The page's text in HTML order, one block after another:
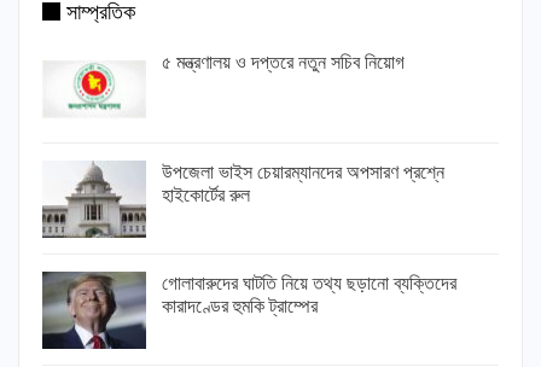
সাম্প্রতিক
৫ মন্ত্রণালয় ও দপ্তরে নতুন সচিব নিয়োগ
উপজেলা ভাইস চেয়ারম্যানদের অপসারণ প্রশ্নে
হাইকোর্টের রুল
গোলাবারুদের ঘাটতি নিয়ে তথ্য ছড়ানো ব্যক্তিদের
কারাদণ্ডের হুমকি ট্রাম্পের